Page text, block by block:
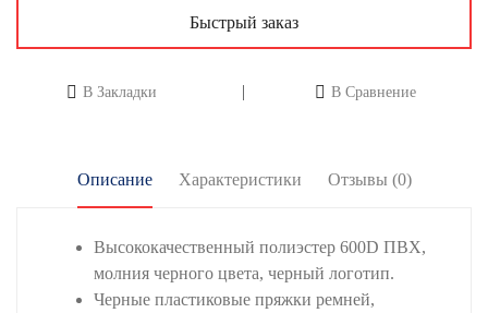
Быстрый заказ
В Закладки В Сравнение
Описание Характеристики Отзывы (0)
Высококачественный полиэстер 600D ПВХ,
молния черного цвета, черный логотип.
Черные пластиковые пряжки ремней,